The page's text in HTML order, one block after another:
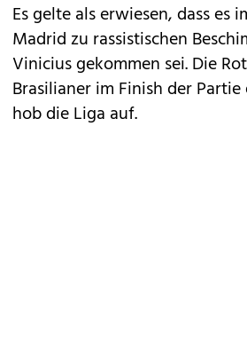
Es gelte als erwiesen, dass es
Madrid zu rassistischen
Vinicius gekommen sei. Die
Brasilianer im Finish der
hob die Liga auf.